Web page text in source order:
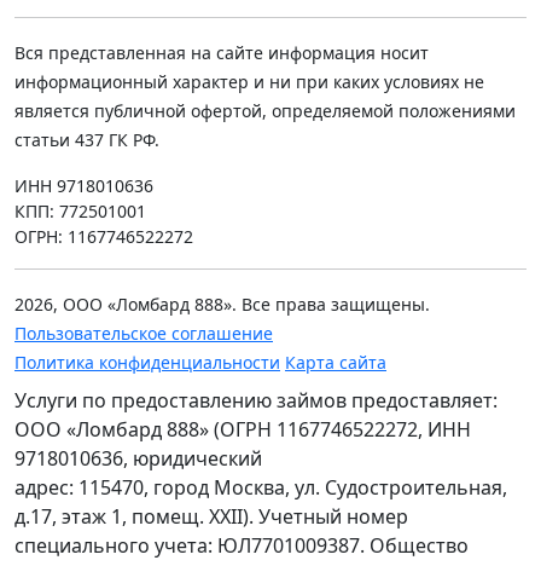
Вся представленная на сайте информация носит
информационный характер и ни при каких условиях не
является публичной офертой, определяемой положениями
статьи 437 ГК РФ.
ИНН 9718010636
КПП: 772501001
ОГРН: 1167746522272
2026, ООО «Ломбард 888». Все права защищены.
Пользовательское соглашение
Политика конфиденциальности Карта сайта
Услуги по предоставлению займов предоставляет:
ООО «Ломбард 888» (ОГРН 1167746522272, ИНН
9718010636, юридический
адрес: 115470, город Москва, ул. Судостроительная,
д.17, этаж 1, помещ. XXII). Учетный номер
специального учета: ЮЛ7701009387. Общество